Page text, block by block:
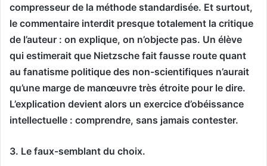
compresseur de la méthode standardisée. Et surtout,
le commentaire interdit presque totalement la critique
de l’auteur : on explique, on n’objecte pas. Un élève
qui estimerait que Nietzsche fait fausse route quant
au fanatisme politique des non-scientifiques n’aurait
qu’une marge de manœuvre très étroite pour le dire.
L’explication devient alors un exercice d’obéissance
intellectuelle : comprendre, sans jamais contester.
3. Le faux-semblant du choix.